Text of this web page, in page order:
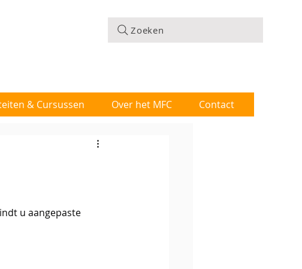
Zoeken
& Cursussen Over het MFC Contact
u aangepaste